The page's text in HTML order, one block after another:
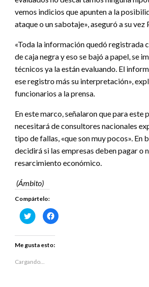
vemos indicios que apunten a la
ataque o un sabotaje», aseguró a su vez
«Toda la información quedó registrada
de caja negra y eso se bajó a papel, se
técnicos ya la están evaluando. El
ese registro más su interpretación»,
funcionarios a la prensa.
En este marco, señalaron que para este
necesitará de consultores nacionales
tipo de fallas, «que son muy pocos». En
decidirá si las empresas deben pagar o
resarcimiento económico.
(Ámbito)
Compártelo:
Haz
clic
en
Twitter
(Se
en
Haz
clic
Me gusta esto:
Cargando...